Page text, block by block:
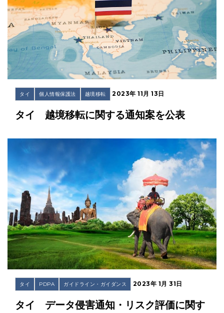
タイ 個人情報保護法 越境移転 2023年 11月 13日
タイ 越境移転に関する通知案を公表
タイ PDPA ガイドライン・ガイダンス 2023年 1月 31日
タイ データ侵害通知・リスク評価に関す